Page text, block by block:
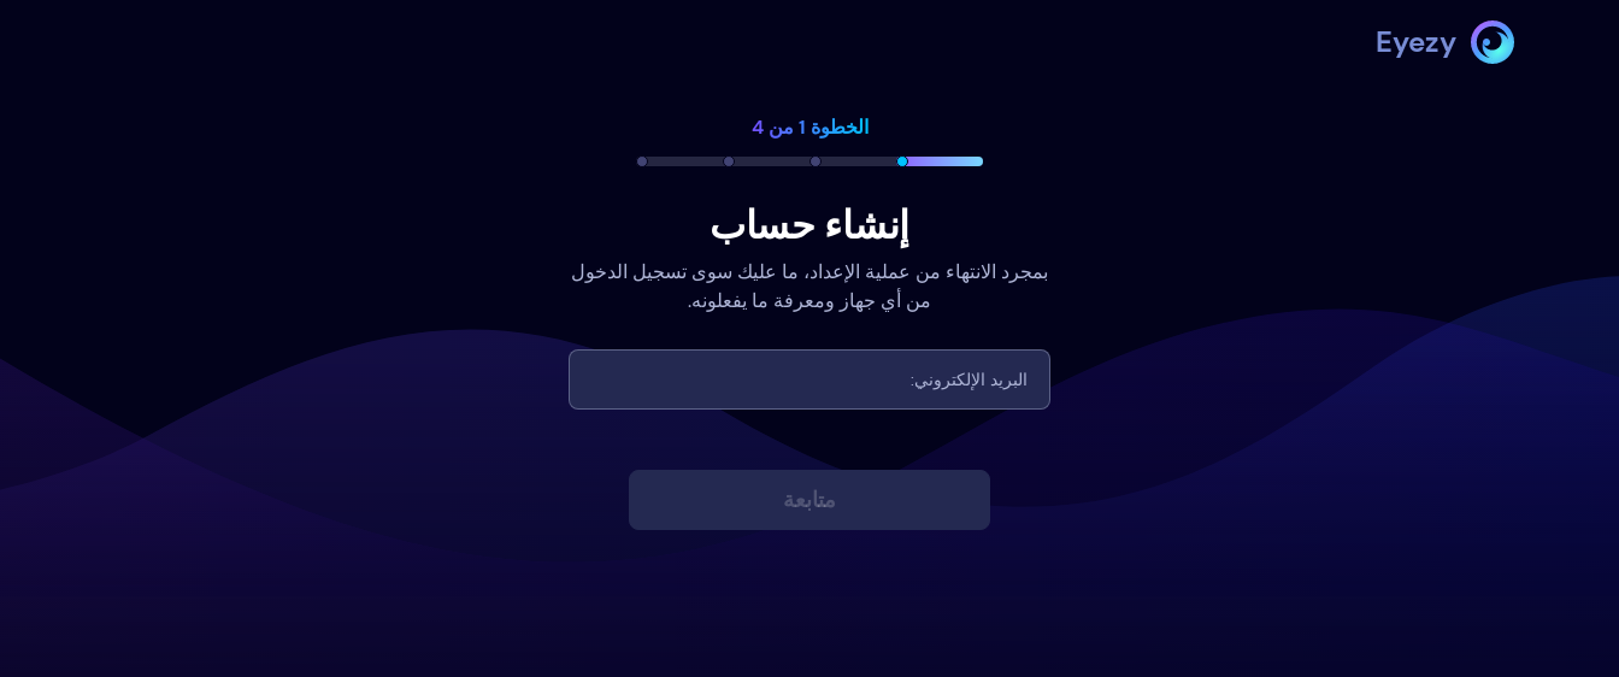
Eyezy
الخطوة 1 من 4
إنشاء حساب
بمجرد الانتهاء من عملية الإعداد، ما عليك سوى تسجيل الدخول
من أي جهاز ومعرفة ما يفعلونه.
متابعة